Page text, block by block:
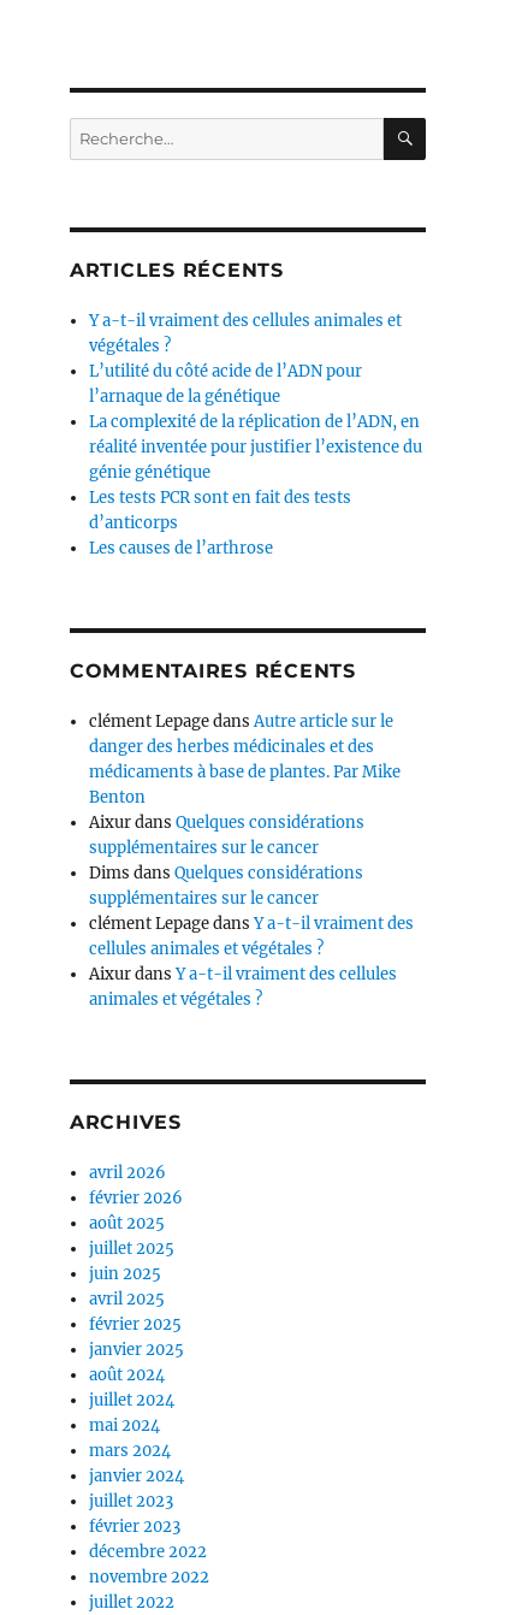
Recherche
pour :
ARTICLES RÉCENTS
Y a-t-il vraiment des cellules animales et
végétales ?
L’utilité du côté acide de l’ADN pour
l’arnaque de la génétique
La complexité de la réplication de l’ADN, en
réalité inventée pour justifier l’existence du
génie génétique
Les tests PCR sont en fait des tests
d’anticorps
Les causes de l’arthrose
COMMENTAIRES RÉCENTS
clément LepagedansAutre article sur le
danger des herbes médicinales et des
médicaments à base de plantes. Par Mike
Benton
AixurdansQuelques considérations
supplémentaires sur le cancer
Dims dansQuelques considérations
supplémentaires sur le cancer
clément LepagedansY a-t-il vraiment des
cellules animales et végétales ?
AixurdansY a-t-il vraiment des cellules
animales et végétales ?
ARCHIVES
avril 2026
février 2026
août 2025
juillet 2025
juin 2025
avril 2025
février 2025
janvier 2025
août 2024
juillet 2024
mai 2024
mars 2024
janvier 2024
juillet 2023
février 2023
décembre 2022
novembre 2022
juillet 2022